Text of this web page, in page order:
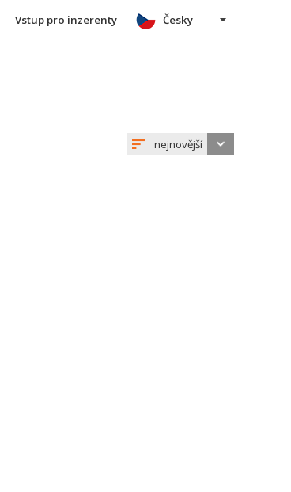
Vstup pro inzerenty Česky
nejnovější